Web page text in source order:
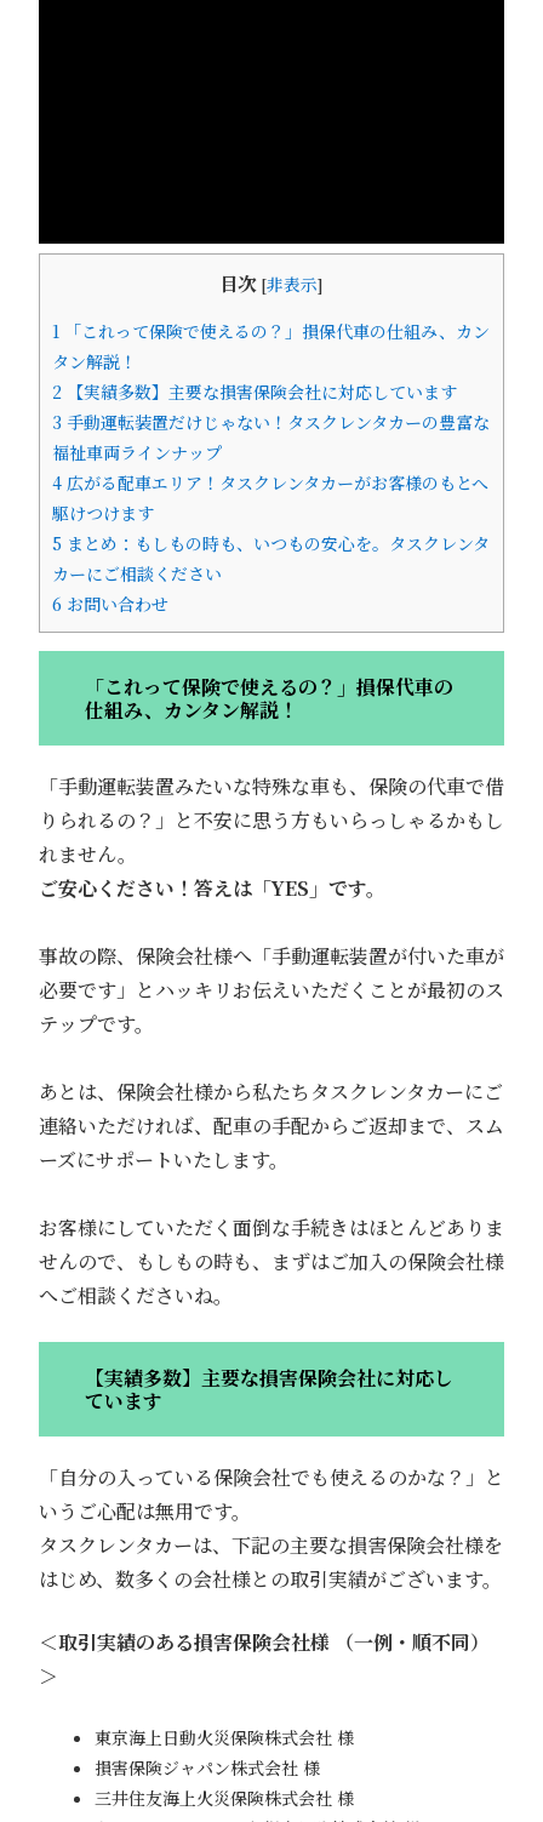
目次 [非表示]
1 「これって保険で使えるの？」損保代車の仕組み、カン
タン解説！
2 【実績多数】主要な損害保険会社に対応しています
3 手動運転装置だけじゃない！タスクレンタカーの豊富な
福祉車両ラインナップ
4 広がる配車エリア！タスクレンタカーがお客様のもとへ
駆けつけます
5 まとめ：もしもの時も、いつもの安心を。タスクレンタ
カーにご相談ください
6 お問い合わせ
「これって保険で使えるの？」損保代車の
仕組み、カンタン解説！
「手動運転装置みたいな特殊な車も、保険の代車で借
りられるの？」と不安に思う方もいらっしゃるかもし
れません。
ご安心ください！答えは「YES」です。
事故の際、保険会社様へ「手動運転装置が付いた車が
必要です」とハッキリお伝えいただくことが最初のス
テップです。
あとは、保険会社様から私たちタスクレンタカーにご
連絡いただければ、配車の手配からご返却まで、スム
ーズにサポートいたします。
お客様にしていただく面倒な手続きはほとんどありま
せんので、もしもの時も、まずはご加入の保険会社様
へご相談くださいね。
【実績多数】主要な損害保険会社に対応し
ています
「自分の入っている保険会社でも使えるのかな？」と
いうご心配は無用です。
タスクレンタカーは、下記の主要な損害保険会社様を
はじめ、数多くの会社様との取引実績がございます。
＜取引実績のある損害保険会社様 （一例・順不同）
＞
東京海上日動火災保険株式会社 様
損害保険ジャパン株式会社 様
三井住友海上火災保険株式会社 様